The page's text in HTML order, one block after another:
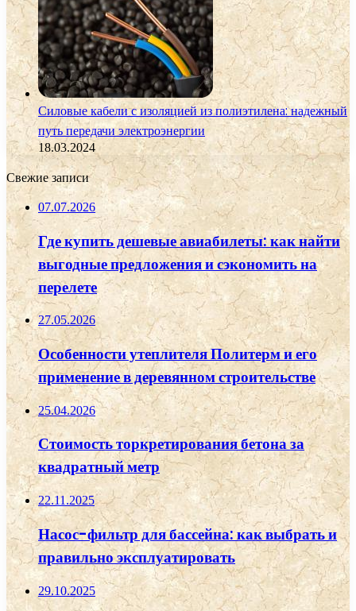
Силовые кабели с изоляцией из полиэтилена: надежный
путь передачи электроэнергии
18.03.2024
Свежие записи
07.07.2026
Где купить дешевые авиабилеты: как найти
выгодные предложения и сэкономить на
перелете
27.05.2026
Особенности утеплителя Политерм и его
применение в деревянном строительстве
25.04.2026
Стоимость торкретирования бетона за
квадратный метр
22.11.2025
Насос-фильтр для бассейна: как выбрать и
правильно эксплуатировать
29.10.2025